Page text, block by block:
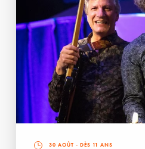
30 AOÛT - DÈS 11 ANS